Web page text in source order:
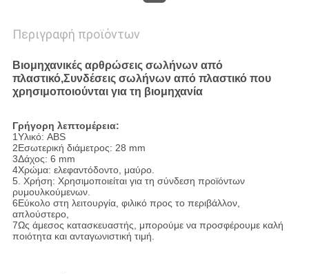
Περιγραφή προϊόντων
Βιομηχανικές αρθρώσεις σωλήνων από
πλαστικό,Συνδέσεις σωλήνων από πλαστικό που
χρησιμοποιούνται για τη βιομηχανία
Γρήγορη λεπτομέρεια:
1Υλικό: ABS
2Εσωτερική διάμετρος: 28 mm
3Δάχος: 6 mm
4Χρώμα: ελεφαντόδοντο, μαύρο.
5. Χρήση: Χρησιμοποιείται για τη σύνδεση προϊόντων
ρυμουλκούμενων.
6Εύκολο στη λειτουργία, φιλικό προς το περιβάλλον,
απλούστερο,
7Ως άμεσος κατασκευαστής, μπορούμε να προσφέρουμε καλή
ποιότητα και ανταγωνιστική τιμή.